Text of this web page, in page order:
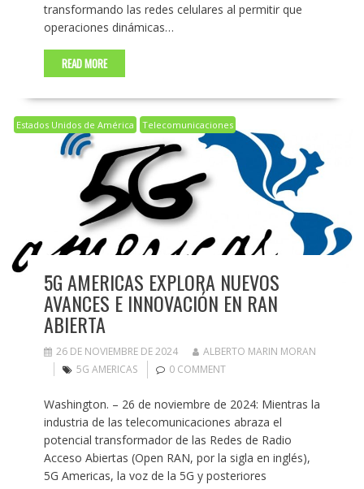
transformando las redes celulares al permitir que
operaciones dinámicas…
READ MORE
Estados Unidos de América Telecomunicaciones
5G AMERICAS EXPLORA NUEVOS
AVANCES E INNOVACIÓN EN RAN
ABIERTA
26 DE NOVIEMBRE DE 2024
ALBERTO MARIN MORAN
5G AMERICAS
0 COMMENT
Washington. – 26 de noviembre de 2024: Mientras la
industria de las telecomunicaciones abraza el
potencial transformador de las Redes de Radio
Acceso Abiertas (Open RAN, por la sigla en inglés),
5G Americas, la voz de la 5G y posteriores